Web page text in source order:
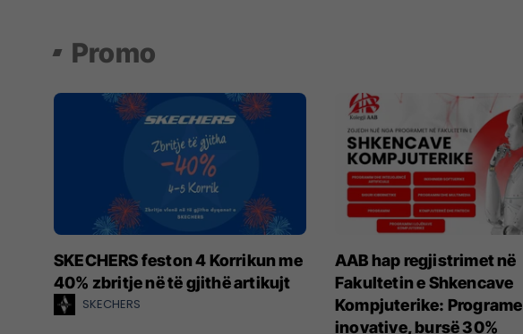
Promo
SKECHERS feston 4 Korrikun me
40% zbritje në të gjithë artikujt
SKECHERS
AAB hap regjistrimet në
Fakultetin e Shkencave
Kompjuterike: Programe
inovative, bursë 30%